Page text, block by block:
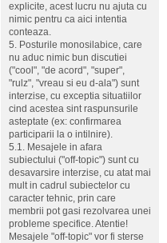
explicite, acest lucru nu ajuta cu
nimic pentru ca aici intentia
conteaza.
5. Posturile monosilabice, care
nu aduc nimic bun discutiei
("cool", "de acord", "super",
"rulz", "vreau si eu d-ala") sunt
interzise, cu exceptia situatiilor
cind acestea sint raspunsurile
asteptate (ex: confirmarea
participarii la o intilnire).
5.1. Mesajele in afara
subiectului ("off-topic") sunt cu
desavarsire interzise, cu atat mai
mult in cadrul subiectelor cu
caracter tehnic, prin care
membrii pot gasi rezolvarea unei
probleme specifice. Atentie!
Mesajele "off-topic" vor fi sterse